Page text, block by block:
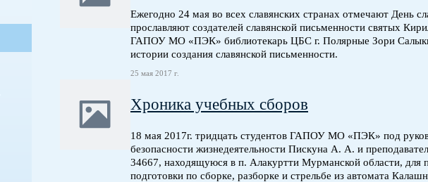
Ежегодно 24 мая во всех славянских странах отмечают День
прославляют создателей славянской письменности святых
ГАПОУ МО «ПЭК» библиотекарь ЦБС г. Полярные Зори
истории создания славянской письменности.
25 мая 2017 г.
Хроника учебных сборов
18 мая 2017г. тридцать студентов ГАПОУ МО «ПЭК» под
безопасности жизнедеятельности Пискуна А. А. и
34667, находящуюся в п. Алакуртти Мурманской области, для
подготовки по сборке, разборке и стрельбе из автомата